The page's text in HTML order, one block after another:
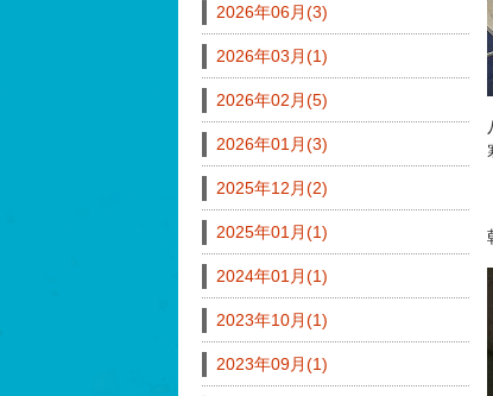
2026年06月(3)
2026年03月(1)
2026年02月(5)
2026年01月(3)
2025年12月(2)
2025年01月(1)
2024年01月(1)
2023年10月(1)
2023年09月(1)